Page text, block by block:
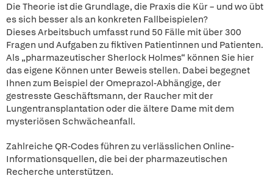
Die Theorie ist die Grundlage, die Praxis die Kür – und wo übt
es sich besser als an konkreten Fallbeispielen?
Dieses Arbeitsbuch umfasst rund 50 Fälle mit über 300
Fragen und Aufgaben zu fiktiven Patientinnen und Patienten.
Als „pharmazeutischer Sherlock Holmes“ können Sie hier
das eigene Können unter Beweis stellen. Dabei begegnet
Ihnen zum Beispiel der Omeprazol-Abhängige, der
gestresste Geschäftsmann, der Raucher mit der
Lungentransplantation oder die ältere Dame mit dem
mysteriösen Schwächeanfall.
Zahlreiche QR-Codes führen zu verlässlichen Online-
Informationsquellen, die bei der pharmazeutischen
Recherche unterstützen.